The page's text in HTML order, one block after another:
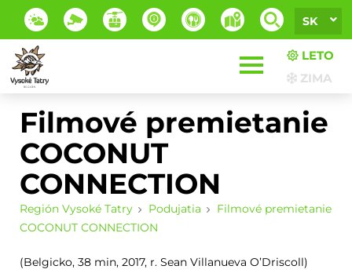
SK
LETO
ZIMA
Filmové premietanie
COCONUT
CONNECTION
Región Vysoké Tatry Podujatia
Filmové premietanie
COCONUT CONNECTION
(Belgicko, 38 min, 2017, r. Sean Villanueva O’Driscoll)